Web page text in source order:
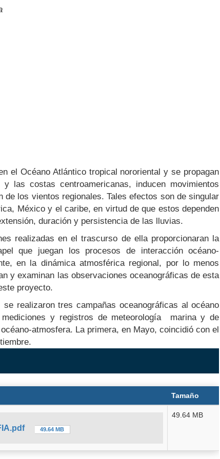
el Océano Atlántico tropical nororiental y se propagan
costas centroamericanas, inducen movimientos
los vientos regionales. Tales efectos son de singular
México y el caribe, en virtud de que estos dependen
duración y persistencia de las lluvias.
realizadas en el trascurso de ella proporcionaran la
que juegan los procesos de interacción océano-
en la dinámica atmosférica regional, por lo menos
y examinan las observaciones oceanográficas de esta
proyecto.
realizaron tres campañas oceanográficas al océano
y registros de meteorología marina y de
atmosfera. La primera, en Mayo, coincidió con el
Tamaño
49.64 MB
49.64 MB